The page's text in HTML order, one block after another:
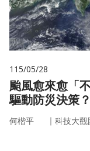
115/05/28
颱風愈來愈「
驅動防災決策？
何楷平 ｜ 科技大觀